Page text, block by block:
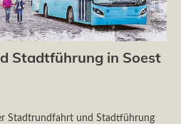
Stadtführung in Soest
Stadtrundfahrt und Stadtführung